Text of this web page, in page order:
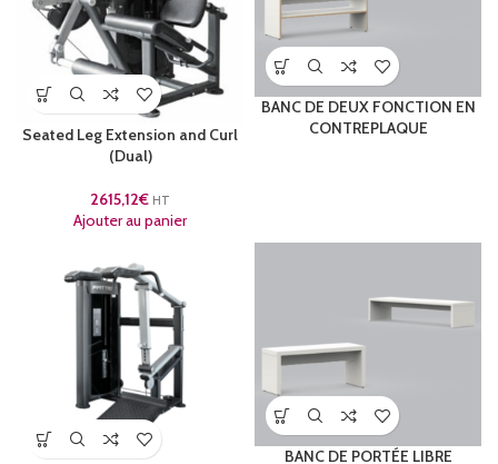
Seated Leg Extension and Curl
(Dual)
2615,12€ HT
Ajouter au panier
BANC DE DEUX FONCTION EN
CONTREPLAQUE
BANC DE PORTÉE LIBRE